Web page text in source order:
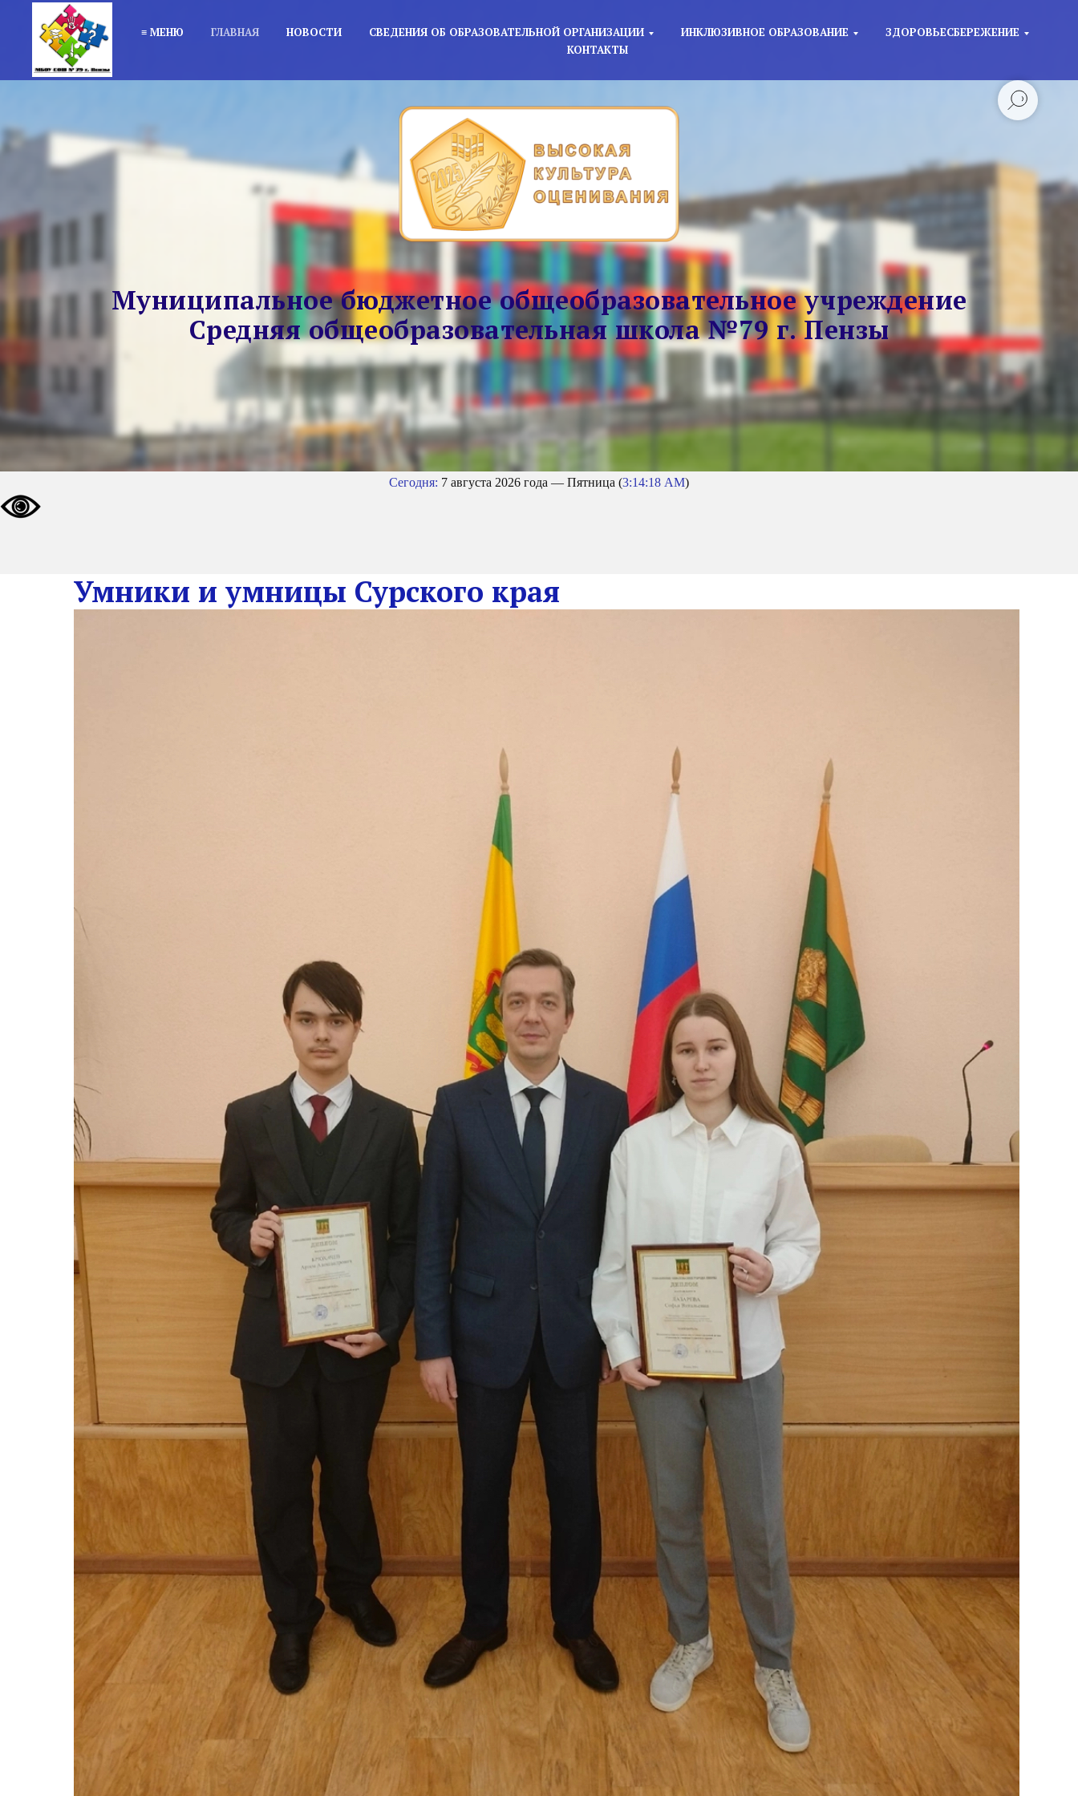
≡ МЕНЮ ГЛАВНАЯ НОВОСТИ СВЕДЕНИЯ ОБ ОБРАЗОВАТЕЛЬНОЙ ОРГАНИЗАЦИИ ИНКЛЮЗИВНОЕ ОБРАЗОВАНИЕ
ЗДОРОВЬЕСБЕРЕЖЕНИЕ
КОНТАКТЫ
Муниципальное бюджетное общеобразовательное учреждение
Средняя общеобразовательная школа №79 г. Пензы
Сегодня: 7 августа 2026 года — Пятница (3:14:20 AM)
Умники и умницы Сурского края